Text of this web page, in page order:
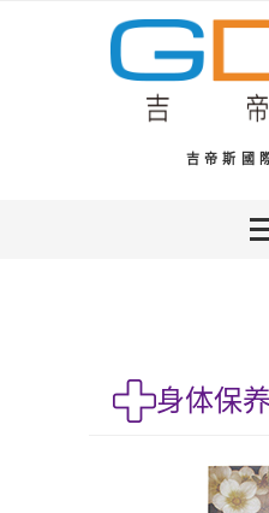
吉帝斯國
身体保